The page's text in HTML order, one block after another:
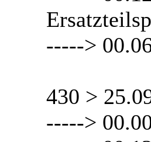
----->
430 >
----->